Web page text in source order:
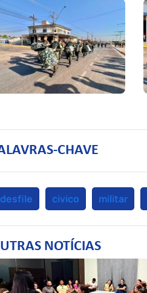
CHAVE
desfile civico militar
NOTÍCIAS